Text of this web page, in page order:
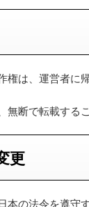
は、運営者に
断で転載する
更
本の法令を遵守